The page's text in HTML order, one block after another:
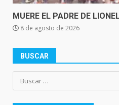
MUERE EL PADRE DE
8 de agosto de 2026
BUSCAR
Buscar: